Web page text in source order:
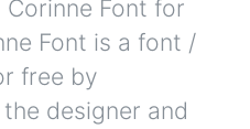
Font for
Font is a font /
free by
designer and